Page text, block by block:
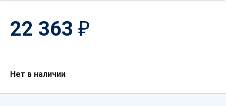
22 363 ₽
Нет в наличии